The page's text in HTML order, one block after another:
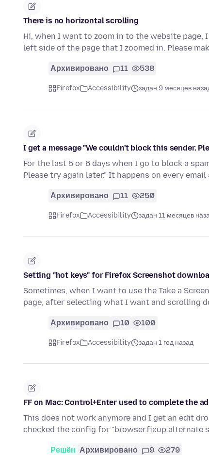
There is no horizontal scrolling
Hi, when I want to zoom in to the website
left side of the page that I zoomed in. Please
Архивировано 11 538
Firefox Accessibility задан 9 месяцев
I get a message "We couldn't block this sender.
For the last 5 or 6 days when I go to block a
Please try again later." It happens on every email
Архивировано 11 250
Firefox Accessibility задан 11 месяцев
Setting "hot keys" for Firefox Screenshot
Sometimes, when I want to use the Take a
page, after selecting what I want and scrolling
Архивировано 10 100
Firefox Accessibility задан 1 год назад
FF on Mac: Control+Enter used to complete the
This does not work anymore and I get an edit
checked the config for
Решён Архивировано 9 279